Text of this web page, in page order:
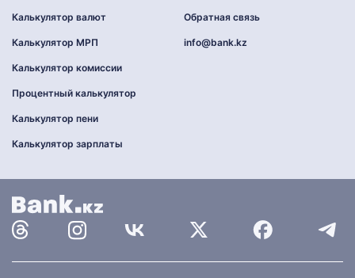
Калькулятор валют
Калькулятор МРП
Калькулятор комиссии
Процентный калькулятор
Калькулятор пени
Калькулятор зарплаты
Обратная связь
info@bank.kz